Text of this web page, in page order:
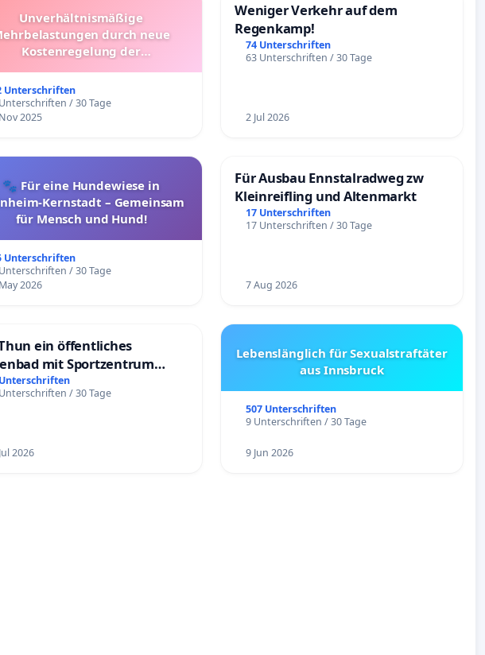
Unverhältnismäßige
durch neue
Kostenregelung der
und Alternativen
Unterschriften
/ 30 Tage
2025
Weniger Verkehr auf dem
Regenkamp!
74 Unterschriften
63 Unterschriften / 30 Tage
2 Jul 2026
🐾 Für eine Hundewiese in
Kernstadt – Gemeinsam
für Mensch und Hund!
Unterschriften
/ 30 Tage
2026
Für Ausbau Ennstalradweg zw
Kleinreifling und Altenmarkt
17 Unterschriften
17 Unterschriften / 30 Tage
7 Aug 2026
ein öffentliches
mit Sportzentrum
/ 30 Tage
2026
Lebenslänglich für Sexualstraftäter
aus Innsbruck
507 Unterschriften
9 Unterschriften / 30 Tage
9 Jun 2026